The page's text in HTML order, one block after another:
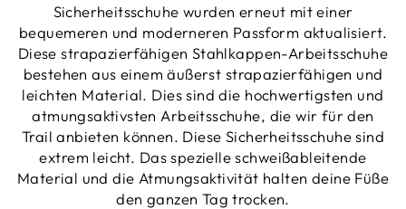
Sicherheitsschuhe wurden erneut mit einer
bequemeren und moderneren Passform aktualisiert.
Diese strapazierfähigen Stahlkappen-Arbeitsschuhe
bestehen aus einem äußerst strapazierfähigen und
leichten Material. Dies sind die hochwertigsten und
atmungsaktivsten Arbeitsschuhe, die wir für den
Trail anbieten können. Diese Sicherheitsschuhe sind
extrem leicht. Das spezielle schweißableitende
Material und die Atmungsaktivität halten deine Füße
den ganzen Tag trocken.